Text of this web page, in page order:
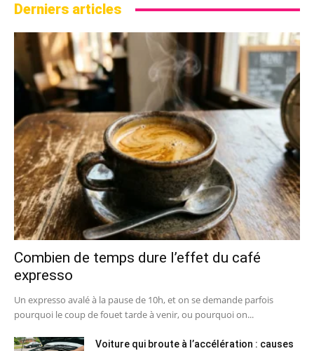
Derniers articles
Combien de temps dure l’effet du café
expresso
Un expresso avalé à la pause de 10h, et on se demande parfois
pourquoi le coup de fouet tarde à venir, ou pourquoi on...
Voiture qui broute à l’accélération : causes